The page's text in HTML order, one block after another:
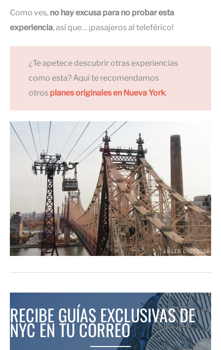
Como ves, no hay excusa para no probar esta
experiencia, así que… ¡pasajeros al teleférico!
¿Te apetece descubrir otras experiencias
como esta? Aquí te recomendamos
otros planes originales en Nueva York.
RECIBE GUÍAS EXCLUSIVAS DE
NYC EN TU CORREO